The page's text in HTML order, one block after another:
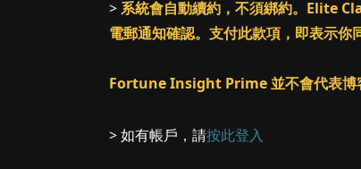
>系統會自動續約，不須綁約。Elite
電郵通知確認。支付此款項，即表示
Fortune Insight Prime 並不會代表博
> 如有帳戶，請按此登入